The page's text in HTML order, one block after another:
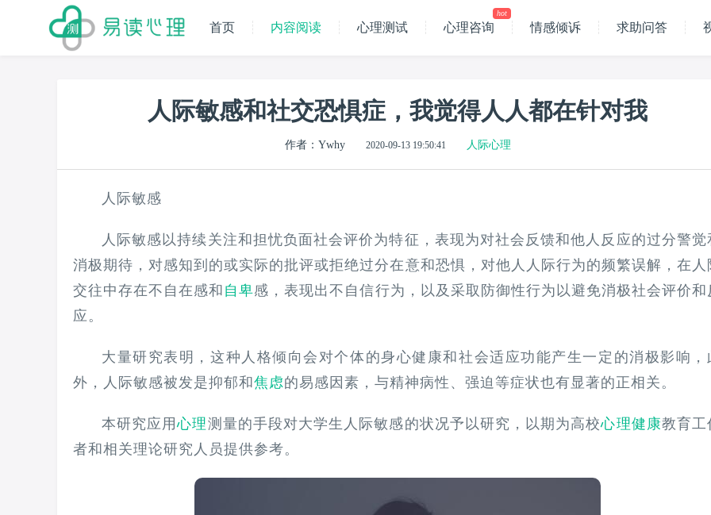
首页 内容阅读 心理测试 心理咨询
hot
情感倾诉 求助问答
人际敏感和社交恐惧症，我觉得人人都在针对我
作者：Ywhy 2020-09-13 19:50:41 人际心理
人际敏感
人际敏感以持续关注和担忧负面社会评价为特征，表现为对社会反馈和他人反应的过分警觉
消极期待，对感知到的或实际的批评或拒绝过分在意和恐惧，对他人人际行为的频繁误解，在人
交往中存在不自在感和 自卑感，表现出不自信行为，以及采取防御性行为以避免消极社会评价和
应。
大量研究表明，这种人格倾向会对个体的身心健康和社会适应功能产生一定的消极影响，
外，人际敏感被发是抑郁和焦虑的易感因素，与精神病性、强迫等症状也有显著的正相关。
本研究应用心理测量的手段对大学生人际敏感的状况予以研究，以期为高校心理健康教育工
者和相关理论研究人员提供参考。